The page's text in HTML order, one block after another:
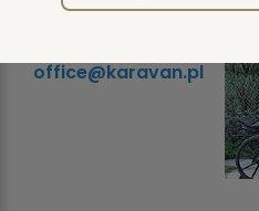
office@karavan.pl